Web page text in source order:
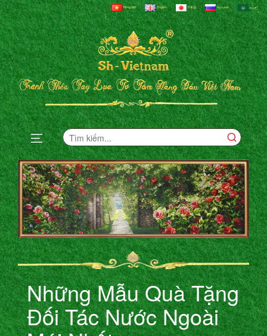
Tiếng Việt English 日本語 Русский العربية
Những Mẫu Quà Tặng
Đối Tác Nước Ngoài